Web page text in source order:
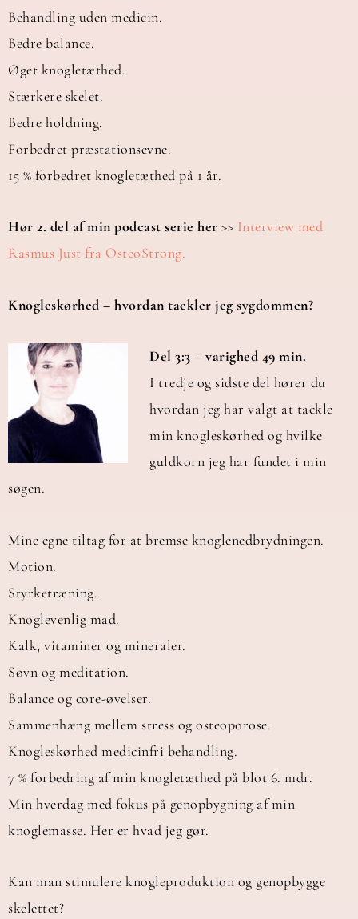
Behandling uden medicin.
Bedre balance.
Øget knogletæthed.
Stærkere skelet.
Bedre holdning.
Forbedret præstationsevne.
15 % forbedret knogletæthed på 1 år.
Hør 2. del af min podcast serie her >> Interview med
Rasmus Just fra OsteoStrong.
Knogleskørhed – hvordan tackler jeg sygdommen?
Del 3:3 – varighed 49 min.
I tredje og sidste del hører du
hvordan jeg har valgt at tackle
min knogleskørhed og hvilke
guldkorn jeg har fundet i min
søgen.
Mine egne tiltag for at bremse knoglenedbrydningen.
Motion.
Styrketræning.
Knoglevenlig mad.
Kalk, vitaminer og mineraler.
Søvn og meditation.
Balance og core-øvelser.
Sammenhæng mellem stress og osteoporose.
Knogleskørhed medicinfri behandling.
7 % forbedring af min knogletæthed på blot 6. mdr.
Min hverdag med fokus på genopbygning af min
knoglemasse. Her er hvad jeg gør.
Kan man stimulere knogleproduktion og genopbygge
skelettet?